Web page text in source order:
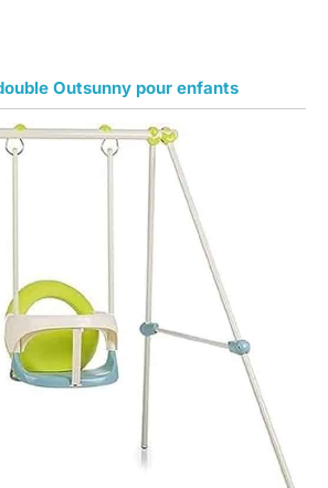
Outsunny pour enfants